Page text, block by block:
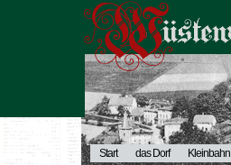
Start das Dorf Kleinbahn